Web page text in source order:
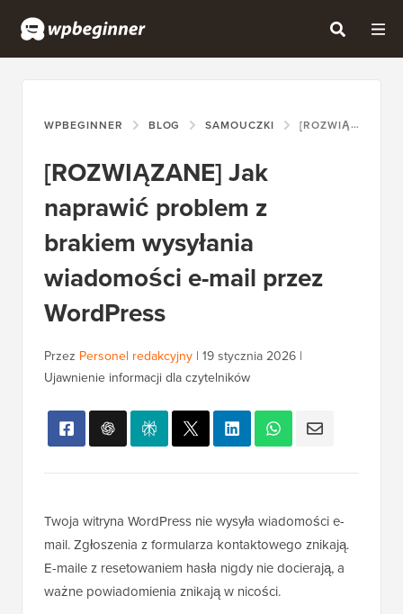
WPBEGINNER BLOG SAMOUCZKI [ROZWIĄZANE] JAK NAPRAWIĆ PROBLEM Z BRAKIEM WYSYŁANIA WIADOMOŚCI E-MAIL PRZEZ WORDPRESS
[ROZWIĄZANE] Jak
naprawić problem z
brakiem wysyłania
wiadomości e-mail przez
WordPress
Przez Personel redakcyjny | 19 stycznia 2026 |
Ujawnienie informacji dla czytelników
Twoja witryna WordPress nie wysyła wiadomości e-
mail. Zgłoszenia z formularza kontaktowego znikają.
E-maile z resetowaniem hasła nigdy nie docierają, a
ważne powiadomienia znikają w nicości.